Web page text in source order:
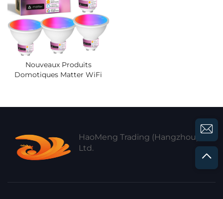
Nouveaux Produits
Domotiques Matter WiFi
HaoMeng Trading (Hangzhou) Co.,
Ltd.